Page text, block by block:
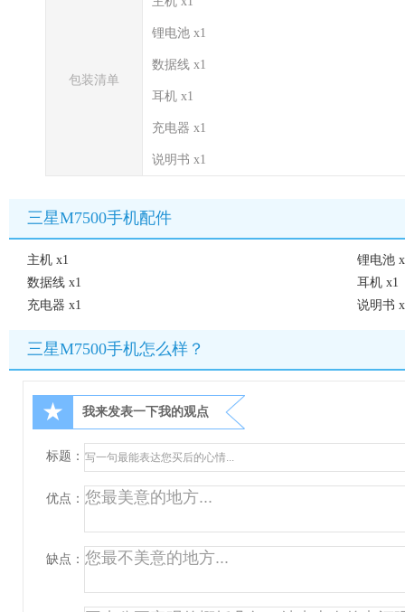
包装清单
锂电池 x1
数据线 x1
耳机 x1
充电器 x1
说明书 x1
三星M7500手机配件
主机 x1
锂电池
数据线 x1
耳机 x1
充电器 x1
说明书
三星M7500手机怎么样？
★ 我来发表一下我的观点
标题：
优点：
缺点：